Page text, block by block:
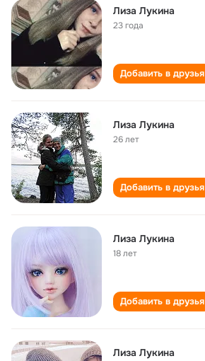
Лиза Лукина
23 года
Добавить в друзья
Лиза Лукина
26 лет
Добавить в друзья
Лиза Лукина
18 лет
Добавить в друзья
Лиза Лукина